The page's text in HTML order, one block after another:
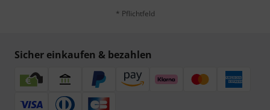
* Pflichtfeld
Sicher einkaufen & bezahlen